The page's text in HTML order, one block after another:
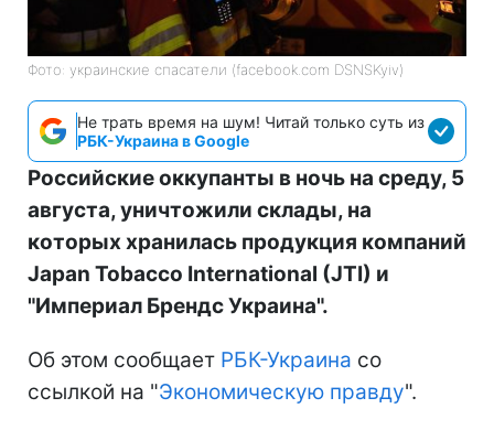
Фото: украинские спасатели (facebook.com DSNSKyiv)
Не трать время на шум! Читай только суть из
РБК-Украина в Google
Российские оккупанты в ночь на среду, 5
августа, уничтожили склады, на
которых хранилась продукция компаний
Japan Tobacco International (JTI) и
"Империал Брендс Украина".
Об этом сообщает РБК-Украина со
ссылкой на "Экономическую правду".